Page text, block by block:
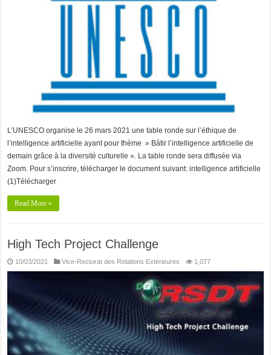
L’UNESCO organise le 26 mars 2021 une table ronde sur l’éthique de
l’intelligence artificielle ayant pour thème » Bâtir l’intelligence artificielle de
demain grâce à la diversité culturelle ». La table ronde sera diffusée via
Zoom. Pour s’inscrire, télécharger le document suivant: intelligence artificielle
(1)Télécharger
Read More »
High Tech Project Challenge
10/03/2021 Vice-Rectorat des Relations Extérieures 1,077